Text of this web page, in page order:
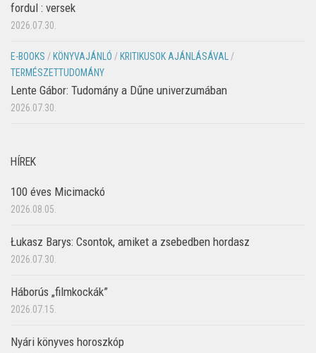
fordul : versek
2026.07.30.
E-BOOKS / KÖNYVAJÁNLÓ / KRITIKUSOK AJÁNLÁSÁVAL/
TERMÉSZETTUDOMÁNY
Lente Gábor: Tudomány a Dűne univerzumában
2026.07.30.
HÍREK
100 éves Micimackó
2026.08.05.
Łukasz Barys: Csontok, amiket a zsebedben hordasz
2026.07.30.
Háborús „filmkockák”
2026.07.15.
Nyári könyves horoszkóp